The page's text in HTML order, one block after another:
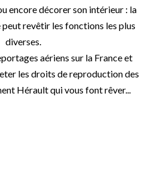
encore décorer son intérieur : la
revêtir les fonctions les plus
diverses.
aériens sur la France et
les droits de reproduction des
Hérault qui vous font rêver...